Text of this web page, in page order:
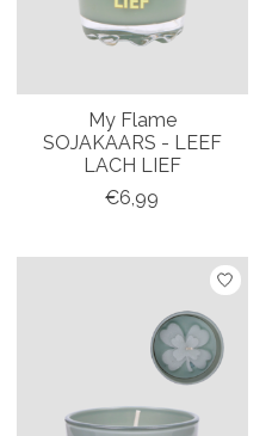
My Flame
SOJAKAARS - LEEF
LACH LIEF
€6,99